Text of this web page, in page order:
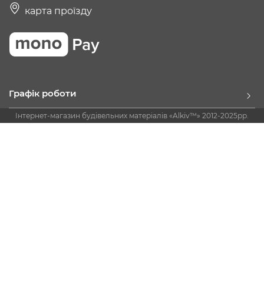
карта проїзду
Графік роботи
Інтернет-магазин будівельних матеріалів «Alkiv™» 2012-2025рр.